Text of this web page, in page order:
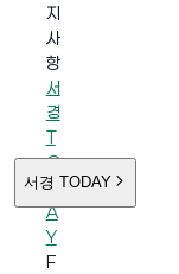
지
사
항
서
경
T
O
D
A
Y
F
서경 TODAY